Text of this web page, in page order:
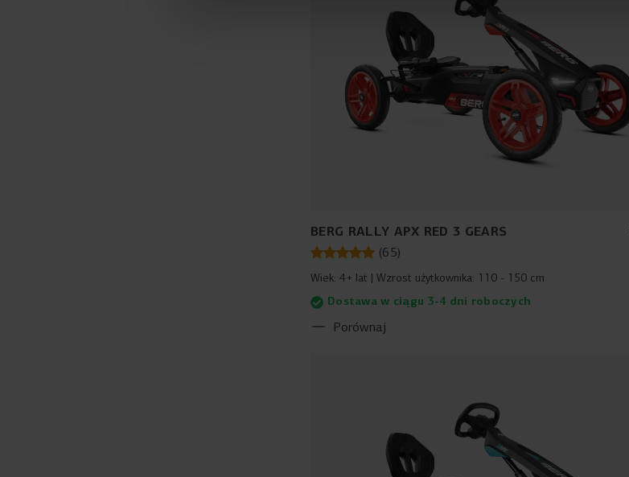
BERG RALLY APX RED 3 GEARS
(65)
Wiek: 4+ lat Wzrost użytkownika: 110 - 150 cm
Dostawa w ciągu 3-4 dni roboczych
Porównaj